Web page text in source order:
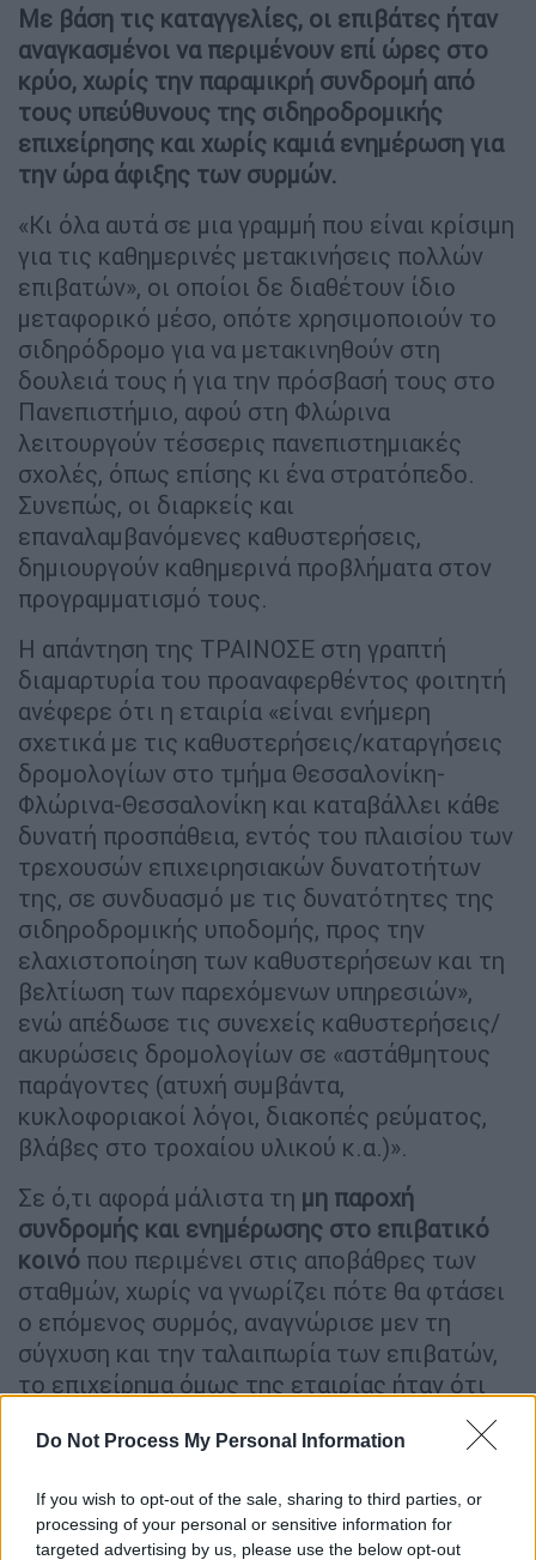
Do Not Process My Personal Information
If you wish to opt-out of the sale, sharing to third parties, or
processing of your personal or sensitive information for
targeted advertising by us, please use the below opt-out
Με βάση τις καταγγελίες, οι επιβάτες ήταν
αναγκασμένοι να περιμένουν επί ώρες στο
κρύο, χωρίς την παραμικρή συνδρομή από
τους υπεύθυνους της σιδηροδρομικής
επιχείρησης και χωρίς καμιά ενημέρωση για
την ώρα άφιξης των συρμών.
«Κι όλα αυτά σε μια γραμμή που είναι κρίσιμη
για τις καθημερινές μετακινήσεις πολλών
επιβατών», οι οποίοι δε διαθέτουν ίδιο
μεταφορικό μέσο, οπότε χρησιμοποιούν το
σιδηρόδρομο για να μετακινηθούν στη
δουλειά τους ή για την πρόσβασή τους στο
Πανεπιστήμιο, αφού στη Φλώρινα
λειτουργούν τέσσερις πανεπιστημιακές
σχολές, όπως επίσης κι ένα στρατόπεδο.
Συνεπώς, οι διαρκείς και
επαναλαμβανόμενες καθυστερήσεις,
δημιουργούν καθημερινά προβλήματα στον
προγραμματισμό τους.
Η απάντηση της ΤΡΑΙΝΟΣΕ στη γραπτή
διαμαρτυρία του προαναφερθέντος φοιτητή
ανέφερε ότι η εταιρία «είναι ενήμερη
σχετικά με τις καθυστερήσεις/καταργήσεις
δρομολογίων στο τμήμα Θεσσαλονίκη-
Φλώρινα-Θεσσαλονίκη και καταβάλλει κάθε
δυνατή προσπάθεια, εντός του πλαισίου των
τρεχουσών επιχειρησιακών δυνατοτήτων
της, σε συνδυασμό με τις δυνατότητες της
σιδηροδρομικής υποδομής, προς την
ελαχιστοποίηση των καθυστερήσεων και τη
βελτίωση των παρεχόμενων υπηρεσιών»,
ενώ απέδωσε τις συνεχείς καθυστερήσεις/
ακυρώσεις δρομολογίων σε «αστάθμητους
παράγοντες (ατυχή συμβάντα,
κυκλοφοριακοί λόγοι, διακοπές ρεύματος,
βλάβες στο τροχαίου υλικού κ.α.)».
Σε ό,τι αφορά μάλιστα τη μη παροχή
συνδρομής και ενημέρωσης στο επιβατικό
κοινό που περιμένει στις αποβάθρες των
σταθμών, χωρίς να γνωρίζει πότε θα φτάσει
ο επόμενος συρμός, αναγνώρισε μεν τη
σύγχυση και την ταλαιπωρία των επιβατών,
το επιχείρημα όμως της εταιρίας ήταν ότι
σε έκτακτα συμβάντα, τα οποία βρίσκονται
σε εξέλιξη, δεν είναι πάντα εφικτό να
ώστε να κοινοποιηθεί έγκαιρα και έγκυρα
στους επιβάτες.